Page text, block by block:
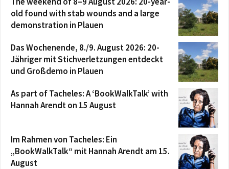
old found with stab wounds and a large
demonstration in Plauen
Das Wochenende, 8./9. August 2026: 20-
Jähriger mit Stichverletzungen entdeckt
und Großdemo in Plauen
As part of Tacheles: A ‘BookWalkTalk’ with
Hannah Arendt on 15 August
Im Rahmen von Tacheles: Ein
„BookWalkTalk“ mit Hannah Arendt am 15.
August